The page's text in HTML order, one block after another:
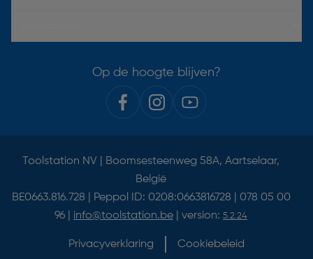
Op de hoogte blijven?
Toolstation NV | Boomsesteenweg 58A, Aartselaar,
België
BE0663.816.728 | Peppol ID: 0208:0663816728 | 078 05 00
96 | info@toolstation.be | version: 5.2.24
Privacyverklaring Cookiebeleid